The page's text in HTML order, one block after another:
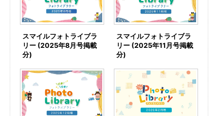
スマイルフォトライブラ
リー (2025年8月号掲載
分)
スマイルフォトライブラ
リー (2025年11月号掲載
分)